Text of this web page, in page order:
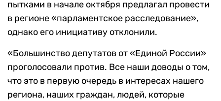
пытками в начале октября предлагал провести
в регионе «парламентское расследование»,
однако его инициативу отклонили.
«Большинство депутатов от «Единой России»
проголосовали против. Все наши доводы о том,
что это в первую очередь в интересах нашего
региона, наших граждан, людей, которые